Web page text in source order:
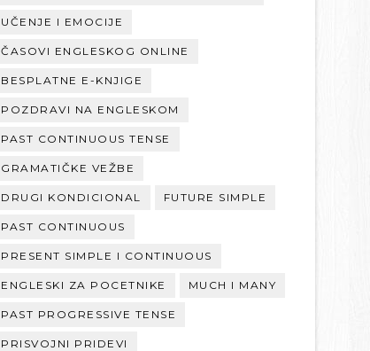
UČENJE I EMOCIJE
ČASOVI ENGLESKOG ONLINE
BESPLATNE E-KNJIGE
POZDRAVI NA ENGLESKOM
PAST CONTINUOUS TENSE
GRAMATIČKE VEŽBE
DRUGI KONDICIONAL FUTURE SIMPLE
PAST CONTINUOUS
PRESENT SIMPLE I CONTINUOUS
ENGLESKI ZA POCETNIKE MUCH I MANY
PAST PROGRESSIVE TENSE
PRISVOJNI PRIDEVI